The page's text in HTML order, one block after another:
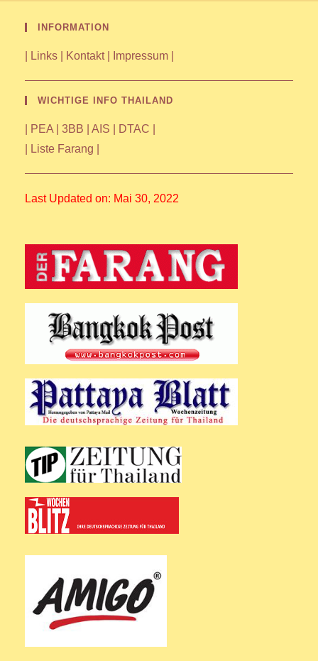
INFORMATION
Links Kontakt| Impressum
WICHTIGE INFO THAILAND
PEA 3BB AIS DTAC
Liste Farang
Last Updated on: Mai 30, 2022